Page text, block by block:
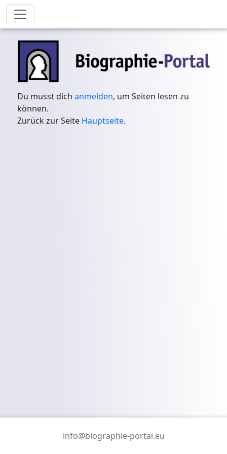
Du musst dichanmelden, um Seiten lesen zu
können.
Zurück zur Seite Hauptseite.
info@biographie-portal.eu